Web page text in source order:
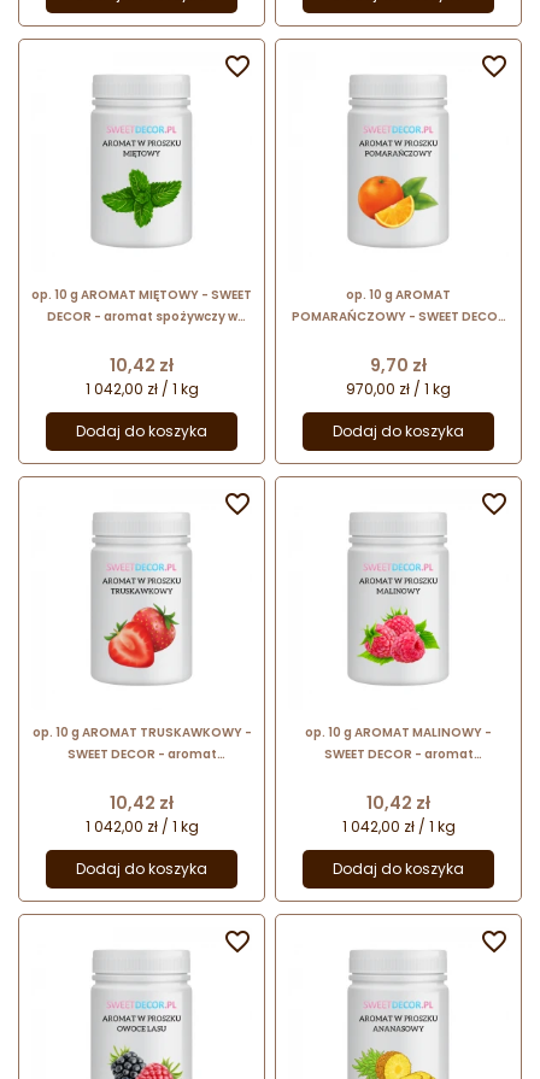
op. 10 g AROMAT MIĘTOWY - SWEET
DECOR - aromat spożywczy w
Cena
10,42 zł
1 042,00 zł / 1 kg
Dodaj do koszyka

op. 10 g AROMAT
POMARAŃCZOWY - SWEET DECOR
nadający smak i zapach
Cena
9,70 zł
970,00 zł / 1 kg
Dodaj do koszyka

op. 10 g AROMAT TRUSKAWKOWY -
SWEET DECOR - aromat
smak i zapach
Cena
10,42 zł
1 042,00 zł / 1 kg
Dodaj do koszyka

op. 10 g AROMAT MALINOWY -
SWEET DECOR - aromat
smak i zapach
Cena
10,42 zł
1 042,00 zł / 1 kg
Dodaj do koszyka

 